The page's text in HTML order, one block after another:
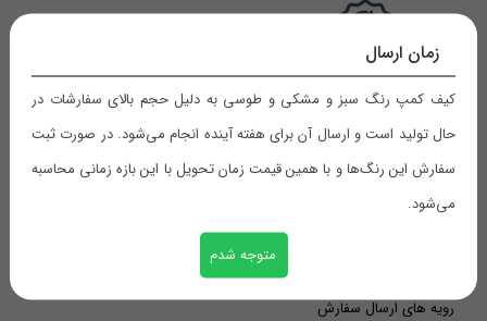
زمان ارسال
کیف کمپ رنگ سبز و مشکی و طوسی به دلیل حجم بالای سفارشات در
حال تولید است و ارسال آن برای هفته آینده انجام می‌شود. در صورت ثبت
سفارش این رنگ‌ها و با همین قیمت زمان تحویل با این بازه زمانی محاسبه
می‌شود.
متوجه شدم
تضمین بهترین قیمت
راهنمای خرید
رویه های ارسال سفارش